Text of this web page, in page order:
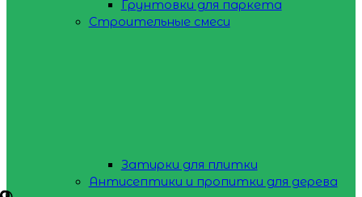
Грунтовки для паркета
Строительные смеси
Затирки для плитки
Антисептики и пропитки для дерева